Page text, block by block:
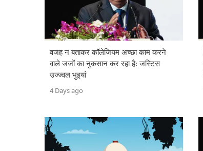
वजह न बताकर कॉलेजियम अच्छा काम करने
वाले जजों का नुकसान कर रहा है: जस्टिस
उज्ज्वल भुइयां
4 Days ago